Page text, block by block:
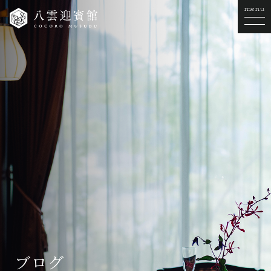
menu
ブログ